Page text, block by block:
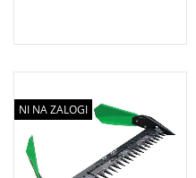
NI NA ZALOGI